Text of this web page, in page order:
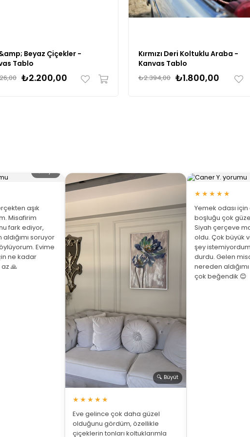
Beyaz Çiçekler -
Tablo
₺2.200,00
Kırmızı Deri Koltuklu Araba -
Kanvas Tablo
₺1.800,00
₺2.394,00
aşık
Misafirim
fark ediyor,
soruyor
Evime
ne kadar
🙏
🔍 Büyüt
★★★★★
Eve gelince çok daha güzel
olduğunu gördüm, özellikle
çiçeklerin tonları koltuklarımla
★★★★★
Yemek odası
boşluğu çok
Siyah çerçeve
oldu. Çok büyük
şey
durdu. Gelen
nereden
çok beğendik 😊